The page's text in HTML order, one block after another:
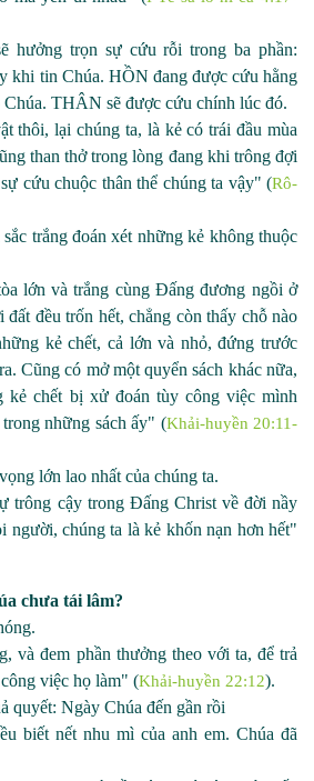
hưởng trọn sự cứu rỗi trong ba phần:
khi tin Chúa. HỒN đang được cứu hằng
Chúa. THÂN sẽ được cứu chính lúc đó.
thôi, lại chúng ta, là kẻ có trái đầu mùa
than thở trong lòng đang khi trông đợi
cứu chuộc thân thể chúng ta vậy" (Rô-
trắng đoán xét những kẻ không thuộc
lớn và trắng cùng Đấng đương ngồi ở
đều trốn hết, chẳng còn thấy chỗ nào
kẻ chết, cả lớn và nhỏ, đứng trước
Cũng có mở một quyển sách khác nữa,
kẻ chết bị xử đoán tùy công việc mình
những sách ấy" (Khải-huyền 20:11-
lớn lao nhất của chúng ta.
trông cậy trong Đấng Christ về đời nầy
người, chúng ta là kẻ khốn nạn hơn hết"
chưa tái lâm?
và đem phần thưởng theo với ta, để trả
việc họ làm" (Khải-huyền 22:12).
quyết: Ngày Chúa đến gần rồi
biết nết nhu mì của anh em. Chúa đã